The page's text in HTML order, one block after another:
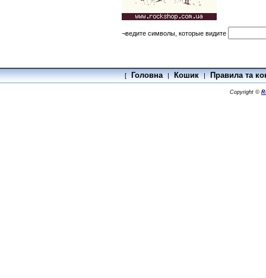
¬ведите символы, которые видите
[ Головна | Кошик | Правила та
Copyright ©